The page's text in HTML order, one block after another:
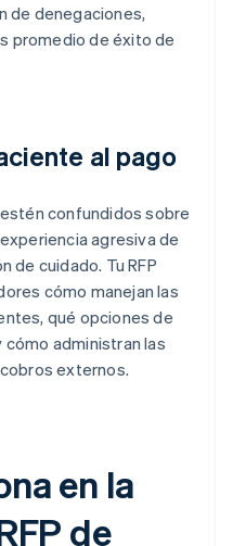
de denegaciones,
promedio de éxito de
al pago
confundidos sobre
agresiva de
de cuidado. Tu RFP
cómo manejan las
qué opciones de
administran las
externos.
en la
de